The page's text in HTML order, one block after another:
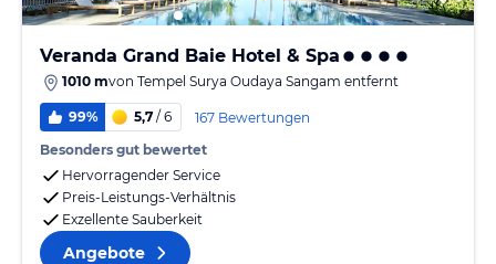
Veranda Grand Baie Hotel & Spa
1010 mvon Tempel Surya Oudaya Sangam entfernt
99% 5,7 / 6
167 Bewertungen
Besonders gut bewertet
Hervorragender Service
Preis-Leistungs-Verhältnis
Exzellente Sauberkeit
Angebote